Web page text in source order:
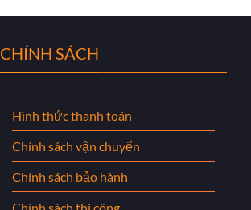
CHÍNH SÁCH
Hình thức thanh toán
Chính sách vận chuyển
Chính sách bảo hành